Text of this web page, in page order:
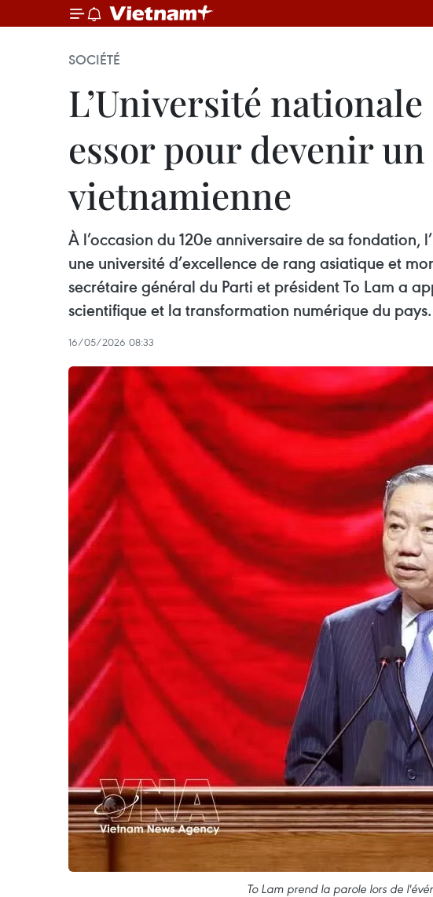
SOCIÉTÉ
L’Université
essor pour devenir
vietnamienne
À l’occasion du 120e anniversaire de sa
une université d’excellence de rang asiatique et
secrétaire général du Parti et président To Lam a
scientifique et la transformation numérique du pays.
16/05/2026 08:33
To Lam prend la parole lors de